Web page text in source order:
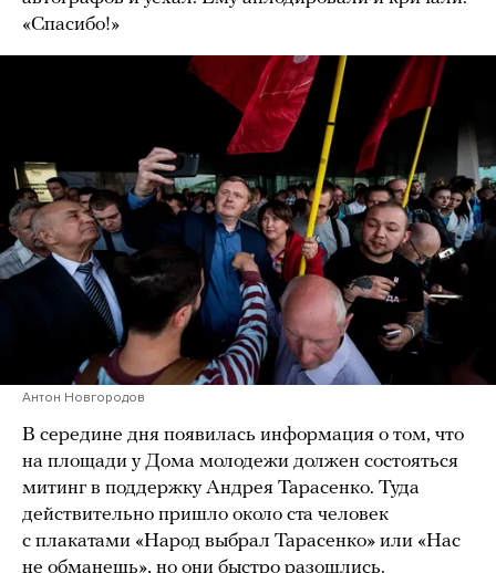
«Спасибо!»
Антон Новгородов
В середине дня появилась информация о том, что
на площади у Дома молодежи должен состояться
митинг в поддержку Андрея Тарасенко. Туда
действительно пришло около ста человек
с плакатами «Народ выбрал Тарасенко» или «Нас
не обманешь», но они быстро разошлись.